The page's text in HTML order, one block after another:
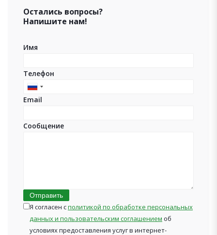
Остались вопросы?
Напишите нам!
Имя
Телефон
Russia
+7
Email
Сообщение
Отправить
Я согласен сполитикой по обработке персональных
данных и пользовательским соглашением об
условиях предоставления услуг в интернет-